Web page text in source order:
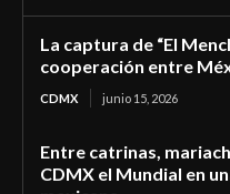
La captura de “El
cooperación entre
CDMX junio 15, 2026
Entre catrinas,
CDMX el Mundial en